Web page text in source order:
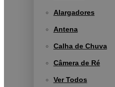
Alargadores
Antena
Calha de Chuva
Câmera de Ré
Ver Todos